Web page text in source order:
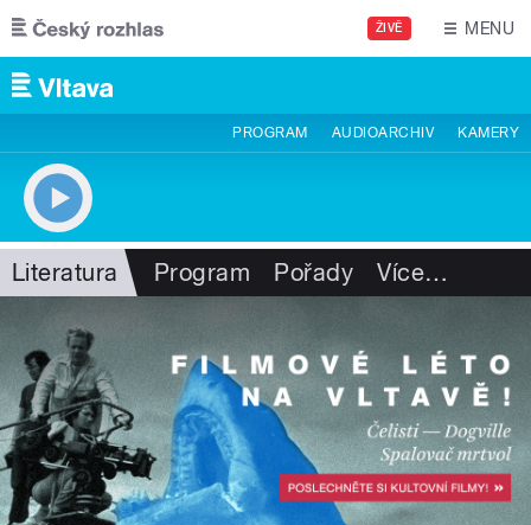
Přejít k hlavnímu obsahu
ŽIVĚ MENU
PROGRAM AUDIOARCHIV KAMERY
Literatura Program Pořady Více…